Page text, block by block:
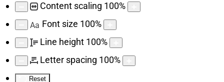
Content scaling 100%
Aa Font size 100%
Line height 100%
Letter spacing 100%
Reset